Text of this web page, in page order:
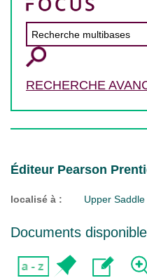
RECHERCHE
Éditeur Pearson
localisé à : Upper
Documents